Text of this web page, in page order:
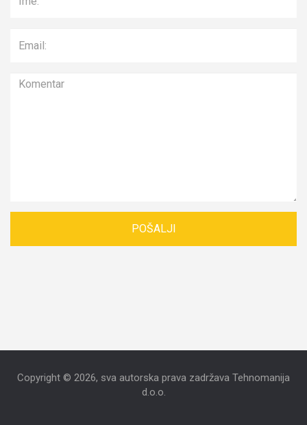
Copyright © 2026, sva autorska prava zadržava Tehnomanija
d.o.o.